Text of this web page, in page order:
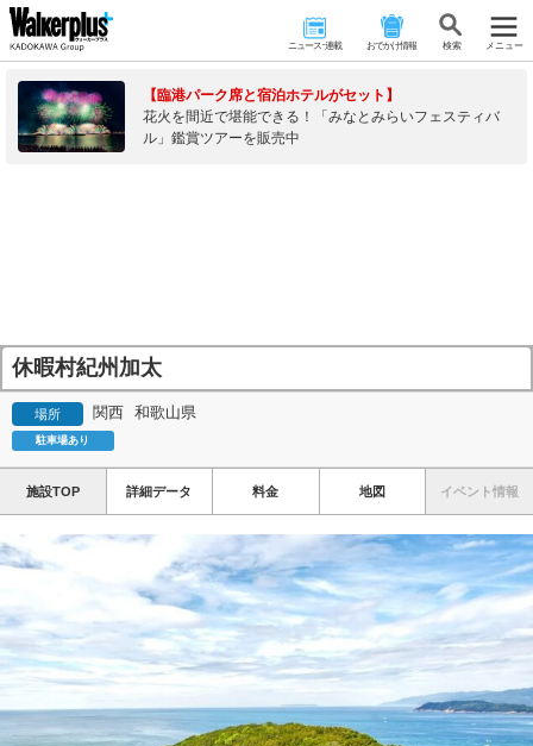
ニュース･連載 おでかけ情報 検 索 メニュー
【臨港パーク席と宿泊ホテルがセット】
花火を間近で堪能できる！「みなとみらいフェスティバ
ル」鑑賞ツアーを販売中
休暇村紀州加太
場所 関西 和歌山県
駐車場あり
施設TOP 詳細データ 料金 地図 イベント情報